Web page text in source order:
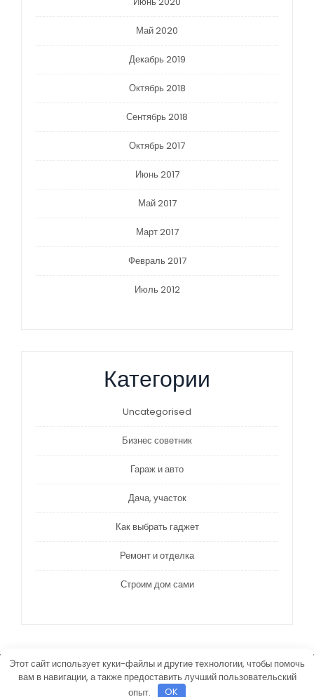
Май 2020
Декабрь 2019
Октябрь 2018
Сентябрь 2018
Октябрь 2017
Июнь 2017
Май 2017
Март 2017
Февраль 2017
Июль 2012
Категории
Uncategorised
Бизнес советник
Гараж и авто
Дача, участок
Как выбрать гаджет
Ремонт и отделка
Строим дом сами
Building Constructor WordPress ThemeBy
Themespride
Этот сайт использует куки-файлы и другие технологии, чтобы помочь
вам в навигации, а также предоставить лучший пользовательский
опыт.
OK